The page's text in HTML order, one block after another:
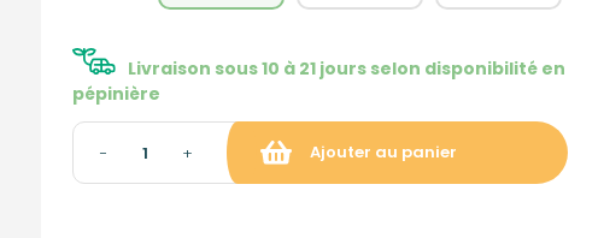
Livraison sous 10 à 21 jours selon disponibilité en
pépinière
− + Ajouter au panier